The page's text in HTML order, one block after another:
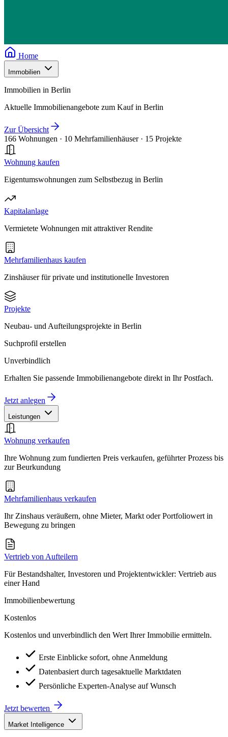
Home
Immobilien
Immobilien in Berlin
Aktuelle Immobilienangebote zum Kauf in Berlin
Zur Übersicht
166 Wohnungen · 10 Mehrfamilienhäuser · 15 Projekte
Wohnung kaufen
Eigentumswohnungen zum Selbstbezug in Berlin
Kapitalanlage
Vermietete Wohnungen mit attraktiver Rendite
Mehrfamilienhaus kaufen
Zinshäuser für private und institutionelle Investoren
Projekte
Neubau- und Aufteilungsprojekte in Berlin
Suchprofil erstellen
Unverbindlich
Erhalten Sie passende Immobilienangebote direkt in Ihr Postfach.
Jetzt anlegen
Leistungen
Wohnung verkaufen
Ihre Wohnung zum fundierten Preis verkaufen, geführter Prozess bis
zur Beurkundung
Mehrfamilienhaus verkaufen
Ihr Zinshaus veräußern, ohne Mieter, Markt oder Portfoliowert in
Bewegung zu bringen
Vertrieb von Aufteilern
Für Bestandshalter, Investoren und Projektentwickler: Vertrieb aus
einer Hand
Immobilienbewertung
Kostenlos
Kostenlos und unverbindlich den Wert Ihrer Immobilie ermitteln.
Erste Einblicke sofort, ohne Anmeldung
Datenbasiert durch tagesaktuelle Marktdaten
Persönliche Experten-Analyse auf Wunsch
Jetzt bewerten
Market Intelligence